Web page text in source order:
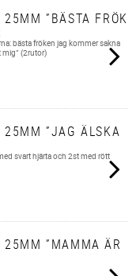
”BÄSTA FRÖK
bästa fröken jag kommer sakna
mig” (2rutor)
25MM ”JAG ÄLSKA
svart hjärta och 2st med rött
25MM ”MAMMA ÄR